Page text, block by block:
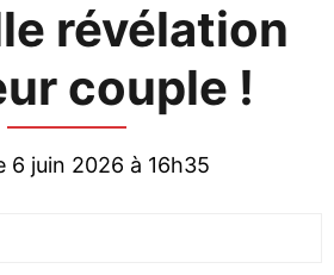
révélation
couple !
6 juin 2026 à 16h35